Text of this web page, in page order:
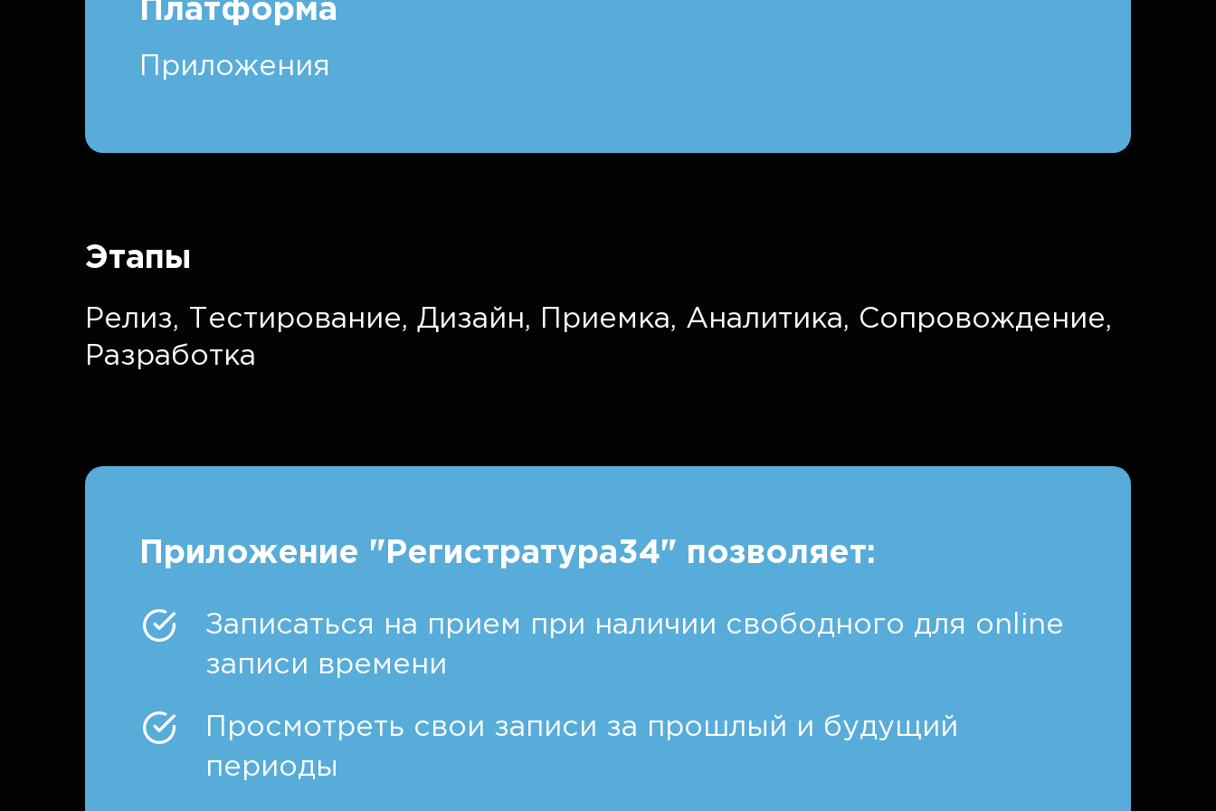
Платформа
Приложения
Этапы
Релиз, Тестирование, Дизайн, Приемка, Аналитика, Сопровождение,
Разработка
Приложение "Регистратура34" позволяет:
Записаться на прием при наличии свободного для online
записи времени
Просмотреть свои записи за прошлый и будущий
периоды